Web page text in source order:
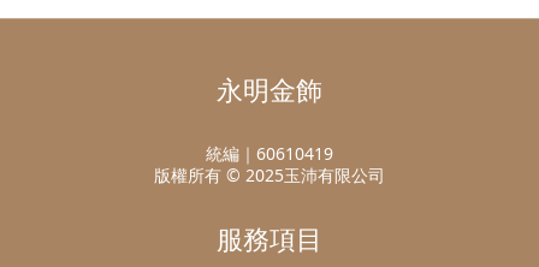
永明金飾
統編｜60610419
版權所有 © 2025玉沛有限公司
服務項目